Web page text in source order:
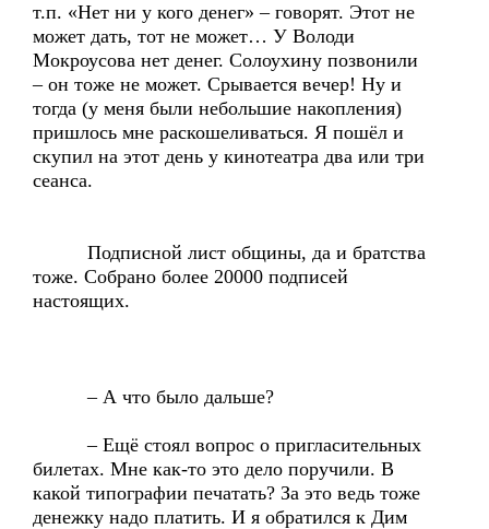
т.п. «Нет ни у кого денег» – говорят. Этот не
может дать, тот не может… У Володи
Мокроусова нет денег. Солоухину позвонили
– он тоже не может. Срывается вечер! Ну и
тогда (у меня были небольшие накопления)
пришлось мне раскошеливаться. Я пошёл и
скупил на этот день у кинотеатра два или три
сеанса.
Подписной лист общины, да и братства
тоже. Собрано более 20000 подписей
настоящих.
– А что было дальше?
– Ещё стоял вопрос о пригласительных
билетах. Мне как-то это дело поручили. В
какой типографии печатать? За это ведь тоже
денежку надо платить. И я обратился к Дим